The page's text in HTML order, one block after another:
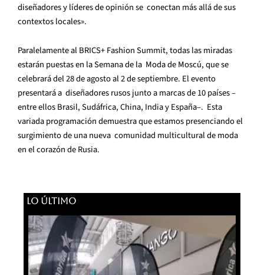
diseñadores y líderes de opinión se conectan más allá de sus
contextos locales».
Paralelamente al BRICS+ Fashion Summit, todas las miradas
estarán puestas en la Semana de la Moda de Moscú, que se
celebrará del 28 de agosto al 2 de septiembre. El evento
presentará a diseñadores rusos junto a marcas de 10 países –
entre ellos Brasil, Sudáfrica, China, India y España–. Esta
variada programación demuestra que estamos presenciando el
surgimiento de una nueva comunidad multicultural de moda
en el corazón de Rusia.
LO ÚLTIMO